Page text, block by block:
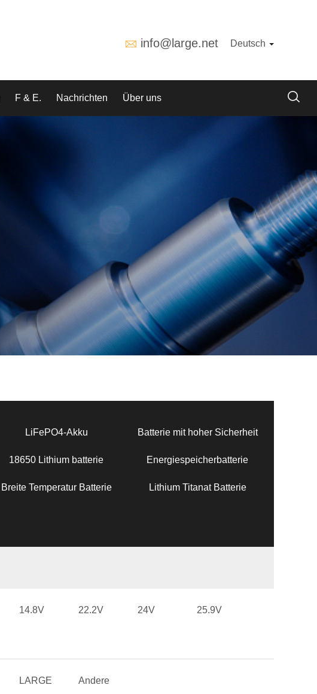
info@large.net Deutsch
F & E. Nachrichten Über uns
LiFePO4-Akku Batterie mit hoher Sicherheit
18650 Lithium batterie Energiespeicherbatterie
Breite Temperatur Batterie Lithium Titanat Batterie
14.8V 22.2V 24V 25.9V
LARGE Andere